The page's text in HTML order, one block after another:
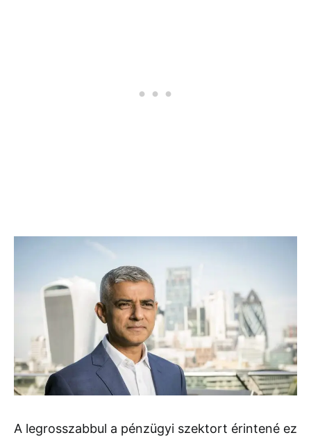
A legrosszabbul a pénzügyi szektort érintené ez